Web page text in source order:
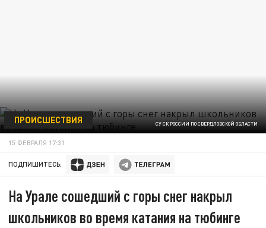
СУ СК РОССИИ ПО СВЕРДЛОВСКОЙ ОБЛАСТИ
ПРОИСШЕСТВИЯ
15 ФЕВРАЛЯ 17:31
ПОДПИШИТЕСЬ:
На Урале сошедший с горы снег накрыл
школьников во время катания на тюбинге